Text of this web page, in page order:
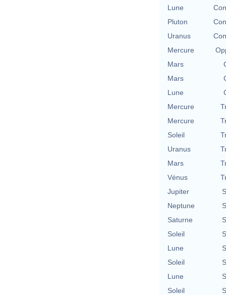
Lune
Pluton
Uranus
Mercure
Mars
Mars
Lune
Mercure
Mercure
Soleil
Uranus
Mars
Vénus
Jupiter
Neptune
Saturne
Soleil
Lune
Soleil
Lune
Soleil